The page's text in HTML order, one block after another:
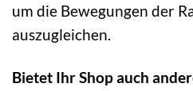
um die Bewegungen der
auszugleichen.
Bietet Ihr Shop auch